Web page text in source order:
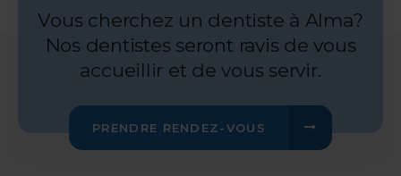
Vous cherchez un dentiste à Alma?
Nos dentistes seront ravis de vous
accueillir et de vous servir.
PRENDRE RENDEZ-VOUS